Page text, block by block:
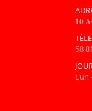
𝟏𝟎
58
Lun